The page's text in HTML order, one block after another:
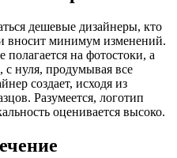
дешевые дизайнеры, кто
вносит минимум изменений.
на фотостоки, а
с нуля, продумывая все
создает, исходя из
Разумеется, логотип
оценивается высоко.